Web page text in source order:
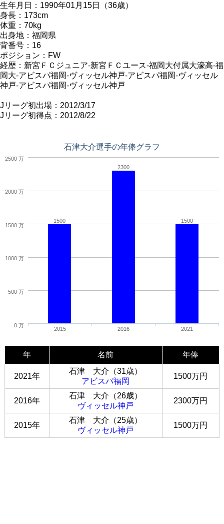
生年月日：1990年01月15日（36歳）
身長：173cm
体重：70kg
出身地：福岡県
背番号：16
ポジション：FW
経歴：新宮ＦＣジュニア-新宮ＦＣユース-福岡大付属大濠高-福
岡大-アビスパ福岡-ヴィッセル神戸-アビスパ福岡-ヴィッセル
神戸-アビスパ福岡-ヴィッセル神戸
Jリーグ初出場：2012/3/17
Jリーグ初得点：2012/8/22
石津大介選手の年俸グラフ
1500
2300
1500
2015 2016 2021
0 万
500 万
1000 万
1500 万
2000 万
2500 万
年 名前 年俸
2021年
石津 大介（31歳）
アビスパ福岡
1500万円
2016年
石津 大介（26歳）
ヴィッセル神戸
2300万円
2015年
石津 大介（25歳）
ヴィッセル神戸
1500万円